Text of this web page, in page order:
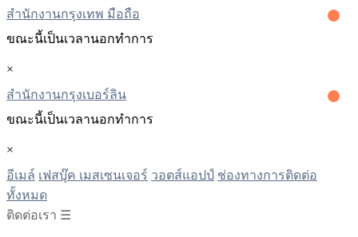
สำนักงานกรุงเทพ มือถือ
ขณะนี้เป็นเวลานอกทําการ
×
สํานักงานกรุงเบอร์ลิน
ขณะนี้เป็นเวลานอกทําการ
×
อีเมล์ เฟสบุ๊ค เมสเซนเจอร์ วอตส์แอปป์ ช่องทางการติดต่อ
ทั้งหมด
ติดต่อเรา ☰